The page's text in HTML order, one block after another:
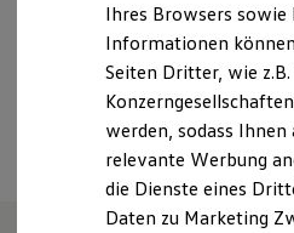
E-Auto-Förderung
Software und
ID. Software
Digitale Extras
Schnittstellen zu
Hybridautos
Marke und Erlebnis
Volkswagen R und R
R-Modelle
+49 2391 92220
Ihres Browsers
Informationen
Seiten Dritter, wie
werden, sodass
relevante Werbung
die Dienste eines
Daten zu Marketing